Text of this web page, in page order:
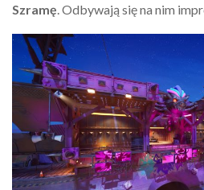
Szramę . Odbywają się na nim